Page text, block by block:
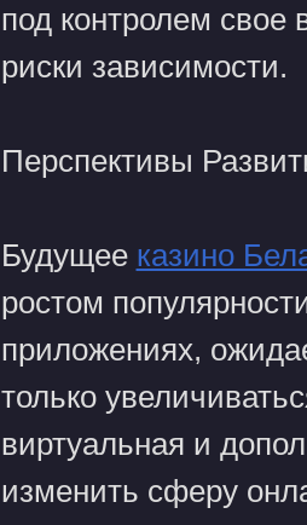
под контролем
риски зависимости.
Перспективы
Будущее казино
ростом
приложениях,
только
виртуальная и
изменить сферу